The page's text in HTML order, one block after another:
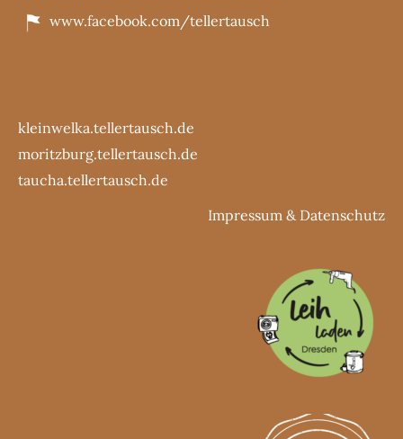
www.facebook.com/tellertausch
kleinwelka.tellertausch.de
moritzburg.tellertausch.de
taucha.tellertausch.de
Impressum & Datenschutz